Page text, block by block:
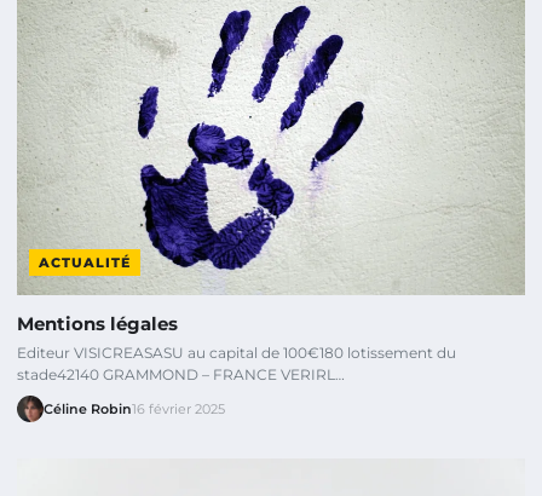
ACTUALITÉ
Mentions légales
Editeur VISICREASASU au capital de 100€180 lotissement du
stade42140 GRAMMOND – FRANCE VERIRL…
Céline Robin16 février 2025